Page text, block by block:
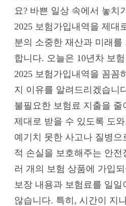
요? 바쁜 일상 속에서 놓치
2025 보험가입내역을 제대
분의 소중한 재산과 미래를
합니다. 오늘은 10년차 보
2025 보험가입내역을 꼼꼼
지 이유를 알려드리겠습니
불필요한 보험료 지출을 줄
제대로 받을 수 있도록 도
예기치 못한 사고나 질병으
적 손실을 보호해주는 안전
러 개의 보험 상품에 가입
보장 내용과 보험료를 일
않습니다. 특히, 시간이 지